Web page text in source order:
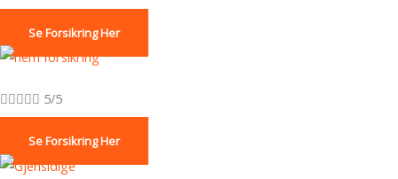
Se Forsikring Her
 5/5
Se Forsikring Her